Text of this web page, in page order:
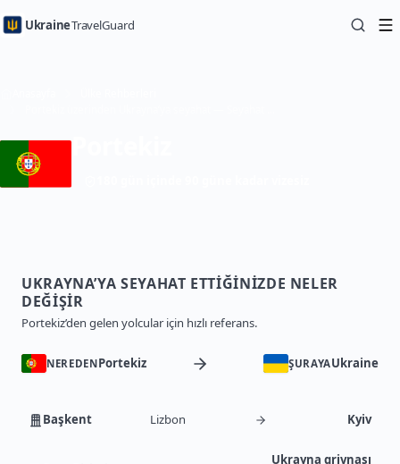
UkraineTravelGuard
UKRAYNA’YA SEYAHAT ETTIĞINIZDE NELER
DEĞIŞIR
Portekiz’den gelen yolcular için hızlı referans.
NEREDENPortekiz ŞURAYAUkraine
Başkent Lizbon Kyiv
Ukrayna grivnası